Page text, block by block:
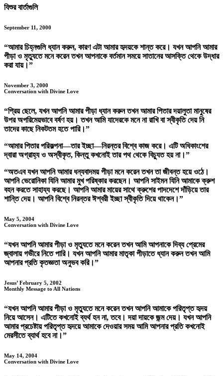
যিশুর বার্তাগুলি
September 11, 2000
“আমার চিহ্নগুলি ধ্যান করুন, কারণ এটা আমার হৃদয়কে শান্ত করে। যখন আপনি আমার
পীড়া ও মৃত্যুতে মনে করেন তখন আপনাকে বর্তমান সময়ে সাতানের আসক্তি থেকে উদ্ধার
করা যায়।”
November 3, 2000
Conversation with Divine Love
“প্রিয় ছেলে, যখন আপনি আমার পীড়া ধ্যান করুন তখন আমার পিতার দয়ালুতা মানুষের
উপর অপরিমেয়ভাবে বর্ষণ হয়। তখন আমি যাদেরকে মনে না রাখি বা স্বীকৃতি দেয় নি
তাদের কাছে নিকটতম হতে পারি।”
“আমার পিতার পরিকল্পনা—তার ইচ্ছা—নিরন্তর বিশ্বে কাজ করে। এটি অধিকাংশের
দ্বারা অগ্রাহ্য ও অস্বীকৃত, কিন্তু কখনোই তার পথ থেকে বিচ্যুত হয় না।”
“অতএব যখন আপনি আমার ধন্যবাদময় পীড়া মনে করেন তখন তা জীবন্ত হয়ে ওঠে।
আপনি ভেরোনিকা যিনি আমার মুখ পরিষ্কার করছেন। আপনি সাইমন যিনি আমাকে ক্রুশ
বহন করতে সাহায্য করছে। আপনি আমার মায়ের সাথে ক্রুশের পাদদেশে দাঁড়িয়ে তার
শান্তি দেয়। আপনি বিশ্বে নিরন্তর ঈশ্বরী ইচ্ছা স্বীকৃতি দিয়ে থাকেন।”
May 5, 2004
Conversation with Divine Love
“যখন আপনি আমার পীড়া ও মৃত্যুতে মনে করেন তখন আমি আপনাকে দিব্য প্রেমের
জ্বালায় গভীরে নিতে পারি। যখন আপনি আমার মাতৃকা পীড়াতে ধ্যান করুন তখন আমি
আপনার প্রতি কৃতজ্ঞতা অনুভব করি।”
Jesus’ February 5, 2002
Monthly Message to All Nations
“যখন আপনি আমার পীড়া ও মৃত্যুতে মনে করেন তখন আপনি আমাকে পরিতৃপ্ত হৃদয়
নিয়ে আসেন। এটিতে কখনোই ব্যর্থ হন না, তবে। দয়া দায়কে জন্ম দেয়। যখন আপনি
আমার প্রচেষ্টায় পরিতৃপ্ত হৃদয়ে আমাকে দেওয়ার সময় আমি আপনার প্রতি কখনোই
মেরসীতে ব্যার্থ হবে না।”
May 14, 2004
Conversation with Divine Love